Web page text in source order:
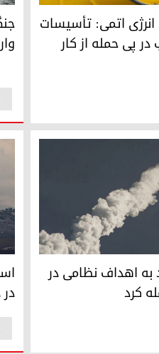
اتمی: تأسیسات آب سنگین
انرژی اتمی: تأسیسات
پی حمله از کار
اهداف نظامی در جنوب سوریه
به اهداف نظامی در
کرد